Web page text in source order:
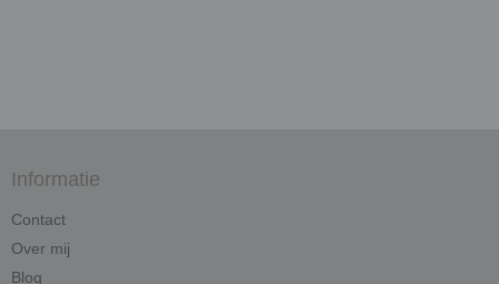
Informatie
Contact
Over mij
Blog